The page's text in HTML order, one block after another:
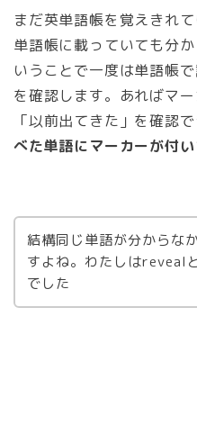
まだ英単語帳を覚えきれ
単語帳に載っていても分
いうことで一度は単語帳
を確認します。あればマ
「以前出てきた」を確認
べた単語にマーカーが付
結構同じ単語が分からな
すよね。わたしはreveal
でした